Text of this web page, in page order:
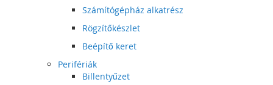
Számítógépház alkatrész
Rögzítőkészlet
Beépítő keret
Perifériák
Billentyűzet